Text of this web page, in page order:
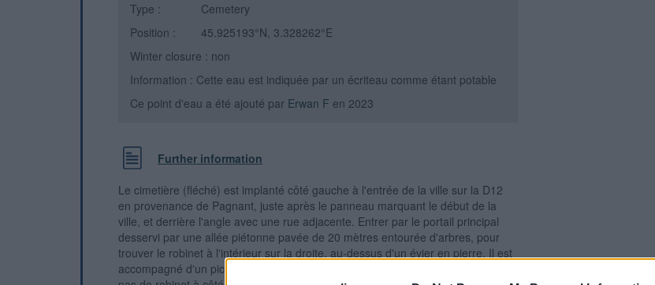
Type :
Cemetery
Position :
45.925193°N, 3.328262°E
Winter closure : non
Information : Cette eau est indiquée par un écriteau comme étant potable
Ce point d'eau a été ajouté par Erwan F en 2023
Further information
Le cimetière (fléché) est implanté côté gauche à l'entrée de la ville sur la D12
en provenance de Pagnant, juste après le panneau marquant le début de la
ville, et derrière l'angle avec une rue adjacente. Entrer par le portail principal
desservi par une allée piétonne pavée de 20 mètres entourée d'arbres, pour
trouver le robinet à l'intérieur sur la droite, au-dessus d'un évier en pierre. Il est
accompagné d'un pictogramme indiquant que l'eau est potable. N.B. : Il n'y a